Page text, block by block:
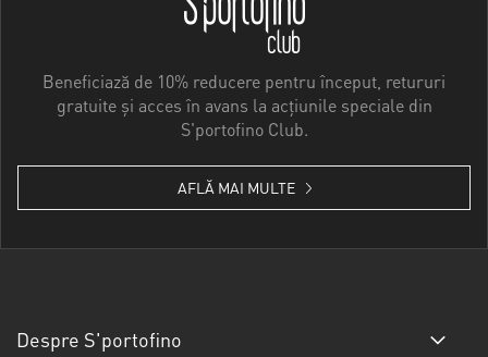
Beneficiază de 10% reducere pentru început, retururi
gratuite și acces în avans la acțiunile speciale din
S'portofino Club.
AFLĂ MAI MULTE
Despre S'portofino